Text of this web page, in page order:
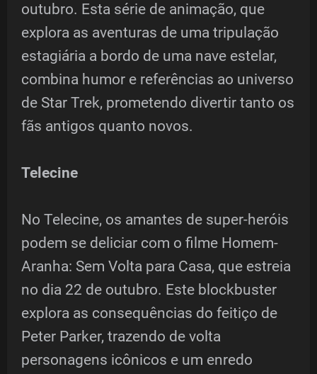
outubro. Esta série de animação, que
explora as aventuras de uma tripulação
estagiária a bordo de uma nave estelar,
combina humor e referências ao universo
de Star Trek, prometendo divertir tanto os
fãs antigos quanto novos.
Telecine
No Telecine, os amantes de super-heróis
podem se deliciar com o filme Homem-
Aranha: Sem Volta para Casa, que estreia
no dia 22 de outubro. Este blockbuster
explora as consequências do feitiço de
Peter Parker, trazendo de volta
personagens icônicos e um enredo